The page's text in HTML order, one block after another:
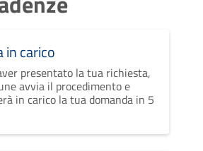
in carico
presentato la tua richiesta,
avvia il procedimento e
in carico la tua domanda in 5